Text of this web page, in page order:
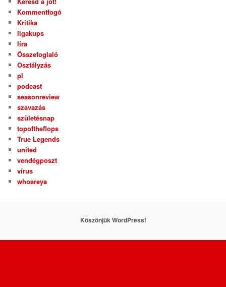
Kommentfogó
Kritika
ligakups
líra
Összefoglaló
Osztályzás
pl
podcast
seasonreview
szavazás
születésnap
topoftheflops
True Legends
united
vendégposzt
vírus
whoareya
Köszönjük WordPress!